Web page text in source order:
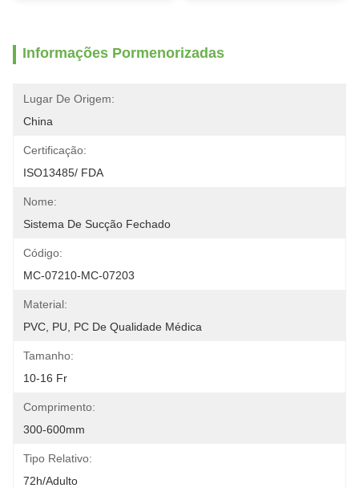
Informações Pormenorizadas
Lugar De Origem:
China
Certificação:
ISO13485/ FDA
Nome:
Sistema De Sucção Fechado
Código:
MC-07210-MC-07203
Material:
PVC, PU, PC De Qualidade Médica
Tamanho:
10-16 Fr
Comprimento:
300-600mm
Tipo Relativo:
72h/adulto